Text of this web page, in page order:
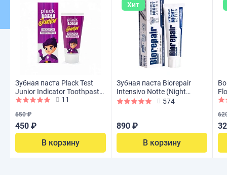
Зубная паста Plack Test
Junior Indicator Toothpaste
(с 3лет), 60 г
11
650 ₽
450 ₽
В корзину
Хит
Зубная паста Biorepair
Intensivo Notte (Night
Repair), 75 мл 574
890 ₽
В корзину